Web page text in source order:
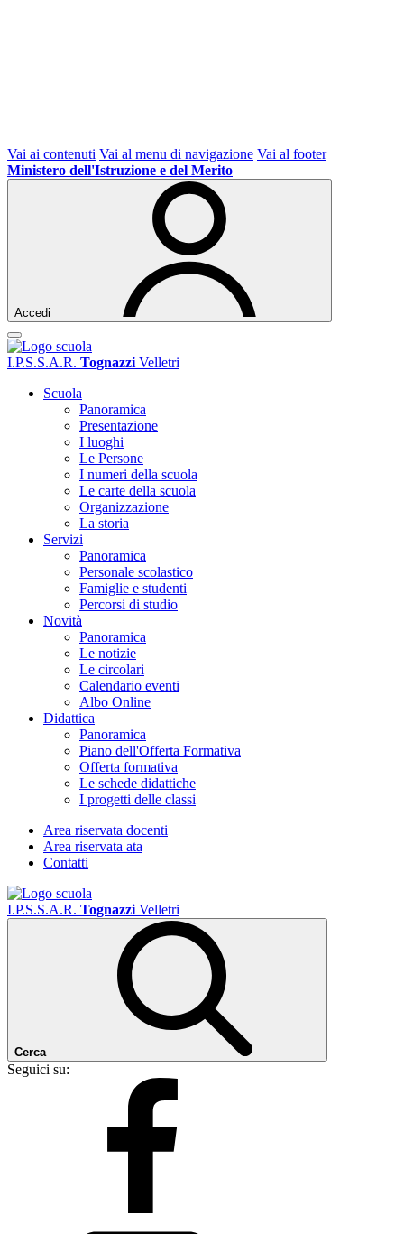
Vai ai contenuti Vai al menu di navigazione Vai al footer
Ministero dell'Istruzione e del Merito
Accedi
I.P.S.S.A.R. Tognazzi Velletri
Scuola
Panoramica
Presentazione
I luoghi
Le Persone
I numeri della scuola
Le carte della scuola
Organizzazione
La storia
Servizi
Panoramica
Personale scolastico
Famiglie e studenti
Percorsi di studio
Novità
Panoramica
Le notizie
Le circolari
Calendario eventi
Albo Online
Didattica
Panoramica
Piano dell'Offerta Formativa
Offerta formativa
Le schede didattiche
I progetti delle classi
Area riservata docenti
Area riservata ata
Contatti
I.P.S.S.A.R. Tognazzi Velletri
Cerca
Seguici su: